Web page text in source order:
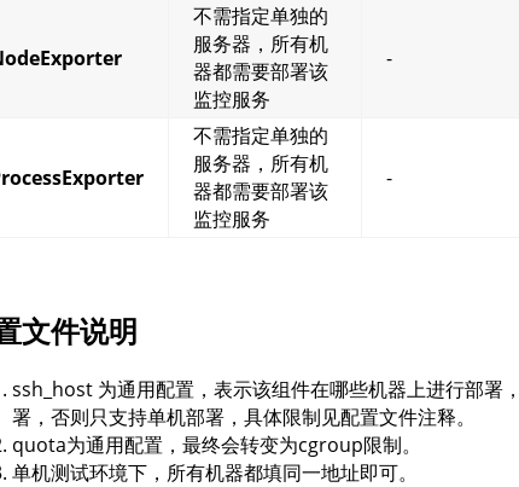
不需指定单独的
服务器，所有机
器都需要部署该
监控服务
-
不需指定单独的
服务器，所有机
器都需要部署该
监控服务
-
文件说明
ssh_host 为通用配置，表示该组件在哪些机器上进行部署
署，否则只支持单机部署，具体限制见配置文件注释。
quota为通用配置，最终会转变为cgroup限制。
单机测试环境下，所有机器都填同一地址即可。